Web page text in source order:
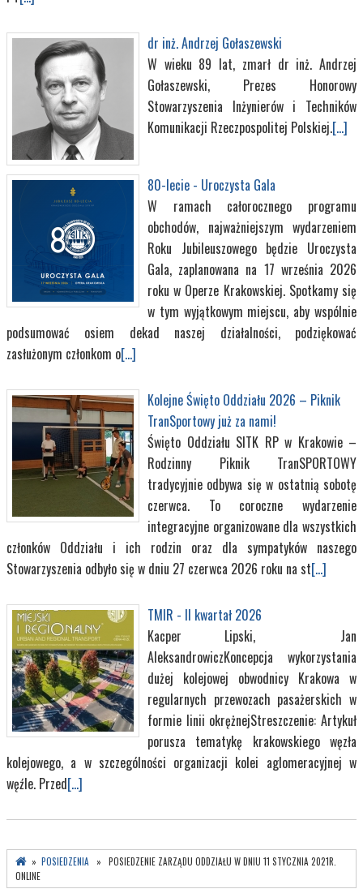
dr inż. Andrzej Gołaszewski
W wieku 89 lat, zmarł dr inż. Andrzej
Gołaszewski, Prezes Honorowy
Stowarzyszenia Inżynierów i Techników
Komunikacji Rzeczpospolitej Polskiej.[...]
80-lecie - Uroczysta Gala
W ramach całorocznego programu
obchodów, najważniejszym wydarzeniem
Roku Jubileuszowego będzie Uroczysta
Gala, zaplanowana na 17 września 2026
roku w Operze Krakowskiej. Spotkamy się
w tym wyjątkowym miejscu, aby wspólnie
podsumować osiem dekad naszej działalności, podziękować
zasłużonym członkom o[...]
Kolejne Święto Oddziału 2026 – Piknik
TranSportowy już za nami!
Święto Oddziału SITK RP w Krakowie –
Rodzinny Piknik TranSPORTOWY
tradycyjnie odbywa się w ostatnią sobotę
czerwca. To coroczne wydarzenie
integracyjne organizowane dla wszystkich
członków Oddziału i ich rodzin oraz dla sympatyków naszego
Stowarzyszenia odbyło się w dniu 27 czerwca 2026 roku na st[...]
TMIR - II kwartał 2026
Kacper Lipski, Jan
AleksandrowiczKoncepcja wykorzystania
dużej kolejowej obwodnicy Krakowa w
regularnych przewozach pasażerskich w
formie linii okrężnejStreszczenie: Artykuł
porusza tematykę krakowskiego węzła
kolejowego, a w szczególności organizacji kolei aglomeracyjnej w
węźle. Przed[...]
» POSIEDZENIA » POSIEDZENIE ZARZĄDU ODDZIAŁU W DNIU 11 STYCZNIA 2021R.
ONLINE